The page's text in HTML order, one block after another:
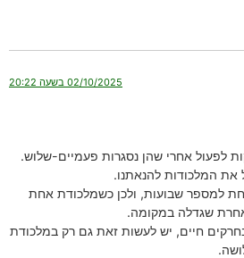
02/10/2025 בשעה 20:22
לפעול אחרי שהן נסגרות פעמיים-שלוש.
את המלכודות להנאתנו.
למספר שבועות, ולכן כשמלכודת אחת
שגדלה במקומה.
חיים, יש לעשות זאת גם רק במלכודת